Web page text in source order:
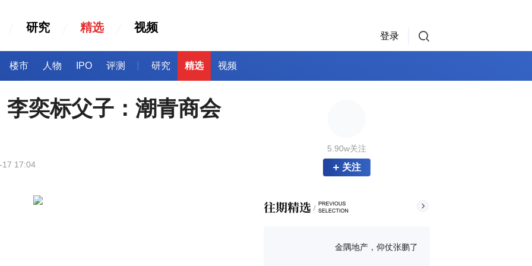
研究 精选 视频
登录
楼市 人物 IPO 评测 研究 精选 视频
5.90w关注
关注
金隅地产，仰仗张鹏了
奕标父子：潮青商会
17 17:04